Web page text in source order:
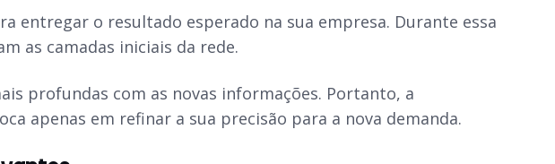
entregar o resultado esperado na sua empresa. Durante essa
as camadas iniciais da rede.
profundas com as novas informações. Portanto, a
apenas em refinar a sua precisão para a nova demanda.